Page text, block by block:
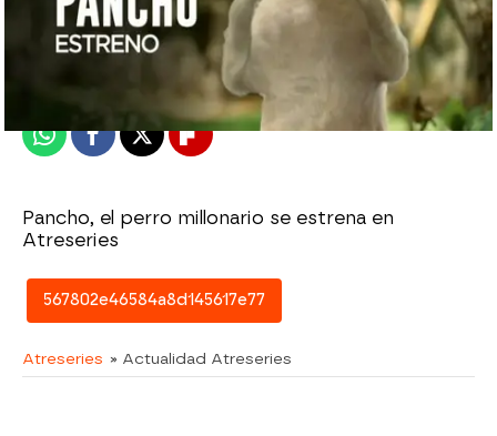
atreseries
18 de diciembre de 2015, 11:47
WhatsappFacebook
X Flipboard
Pancho, el perro millonario se estrena en
Atreseries
567802e46584a8d145617e77
Atreseries » Actualidad Atreseries